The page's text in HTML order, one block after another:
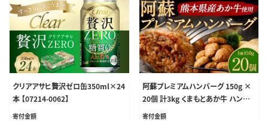
クリアアサヒ贅沢ゼロ缶350ml×24
本 【07214-0062】
寄付金額
阿蘇プレミアムハンバーグ 150g ×
20個 計3kg くまもとあか牛 ハンバ
ーグ 惣菜 冷凍 調理済み レンチン
寄付金額